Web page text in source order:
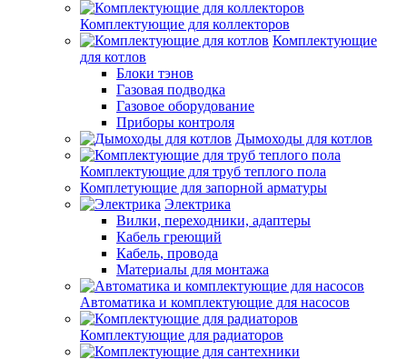
Комплектующие для коллекторов
Комплектующие
для котлов
Блоки тэнов
Газовая подводка
Газовое оборудование
Приборы контроля
Дымоходы для котлов
Комплектующие для труб теплого пола
Комплетующие для запорной арматуры
Электрика
Вилки, переходники, адаптеры
Кабель греющий
Кабель, провода
Материалы для монтажа
Автоматика и комплектующие для насосов
Комплектующие для радиаторов